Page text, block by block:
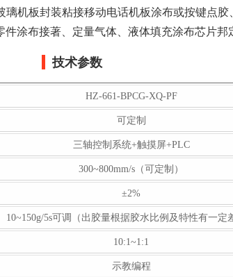
机板封装粘接移动电话机板涂布或按键点胶
涂布接著、定量气体、液体填充涂布芯片邦
技术参数
HZ-661-BPCG-XQ-PF
可定制
三轴控制系统+触摸屏+PLC
300~800mm/s（可定制）
±2%
10~150g/5s可调（出胶量根据胶水比例及特性有一定
10:1~1:1
示教编程